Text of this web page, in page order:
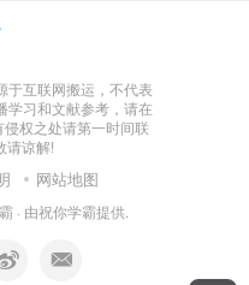
于互联网搬运，不代表
学习和文献参考，请在
权之处请第一时间联
请谅解!
网站地图
· 由祝你学霸提供.